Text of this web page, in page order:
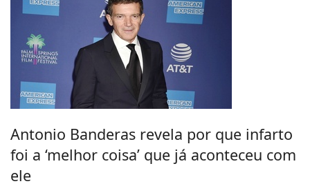
Antonio Banderas revela por que infarto
foi a ‘melhor coisa’ que já aconteceu com
ele